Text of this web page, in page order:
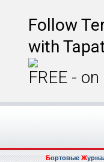
Follow
with
FREE -
БортовыеЖ